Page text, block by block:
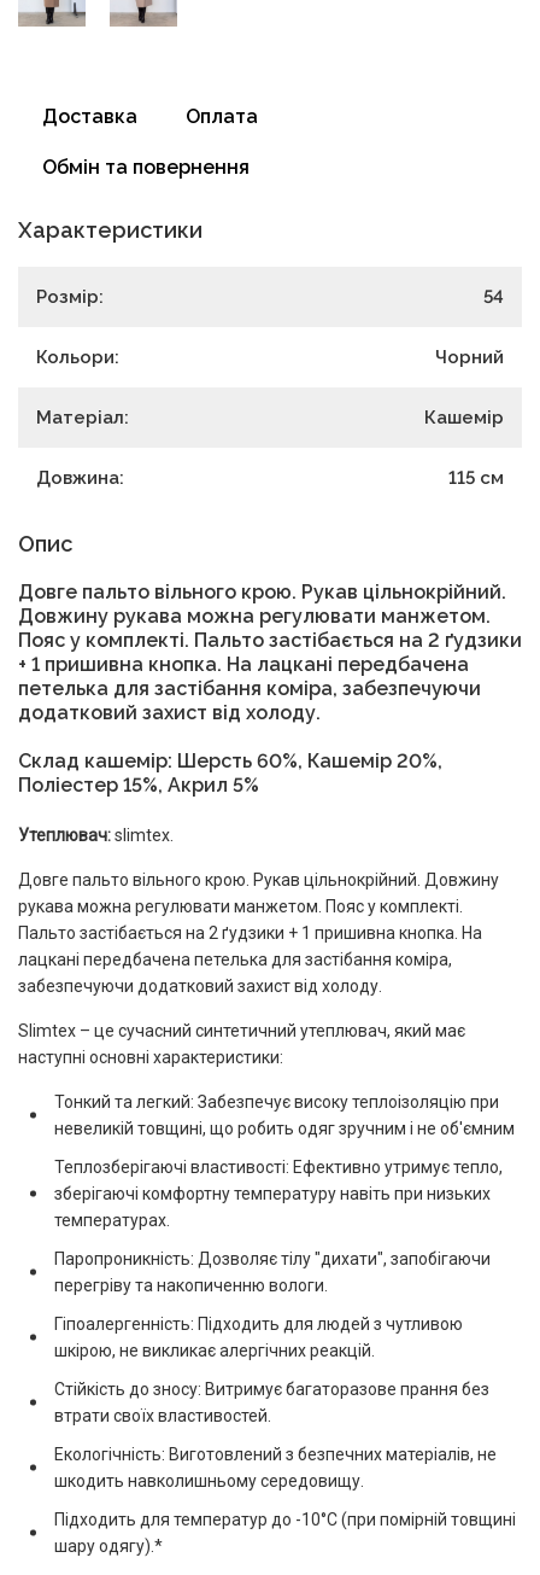
Доставка Оплата
Обмін та повернення
Характеристики
Розмір: 54
Кольори: Чорний
Матеріал: Кашемір
Довжина: 115 см
Опис
Довге пальто вільного крою. Рукав цільнокрійний.
Довжину рукава можна регулювати манжетом.
Пояс у комплекті. Пальто застібається на 2 ґудзики
+ 1 пришивна кнопка. На лацкані передбачена
петелька для застібання коміра, забезпечуючи
додатковий захист від холоду.
Склад кашемір: Шерсть 60%, Кашемір 20%,
Поліестер 15%, Акрил 5%
Утеплювач:slimtex.
Довге пальто вільного крою. Рукав цільнокрійний. Довжину
рукава можна регулювати манжетом. Пояс у комплекті.
Пальто застібається на 2 ґудзики + 1 пришивна кнопка. На
лацкані передбачена петелька для застібання коміра,
забезпечуючи додатковий захист від холоду.
Slimtex – це сучасний синтетичний утеплювач, який має
наступні основні характеристики:
Тонкий та легкий: Забезпечує високу теплоізоляцію при
невеликій товщині, що робить одяг зручним і не об'ємним
Теплозберігаючі властивості: Ефективно утримує тепло,
зберігаючі комфортну температуру навіть при низьких
температурах.
Паропроникність: Дозволяє тілу "дихати", запобігаючи
перегріву та накопиченню вологи.
Гіпоалергенність: Підходить для людей з чутливою
шкірою, не викликає алергічних реакцій.
Стійкість до зносу: Витримує багаторазове прання без
втрати своїх властивостей.
Екологічність: Виготовлений з безпечних матеріалів, не
шкодить навколишньому середовищу.
Підходить для температур до -10°C (при помірній товщині
шару одягу).*